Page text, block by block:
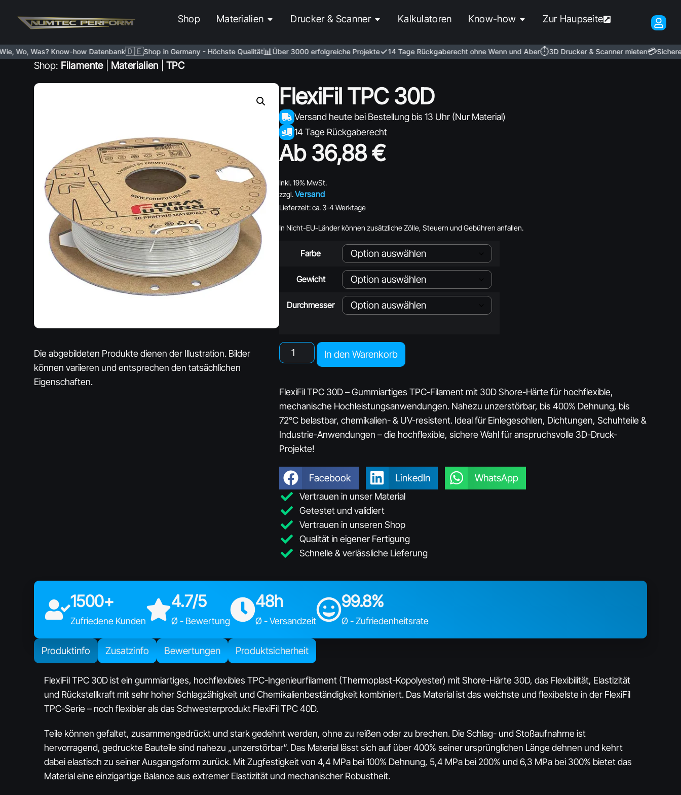
Shop Materialien Drucker & Scanner Kalkulatoren Know-how Zur Haupseite
Wo, Was? Know-how Datenbank🇩🇪Shop in Germany - Höchste Qualität📊Über 3000 erfolgreiche Projekte✓14 Tage Rückgaberecht ohne Wenn und Aber⏱️3D Drucker & Scanner mieten💳Sichere
Shop: Filamente| Materialien TPC
Die abgebildeten Produkte dienen der Illustration. Bilder
können variieren und entsprechen den tatsächlichen
Eigenschaften.
FlexiFil TPC 30D
Versand heute bei Bestellung bis 13 Uhr (Nur Material)
14 Tage Rückgaberecht
Ab 36,88€
Inkl. 19% MwSt.
zzgl.Versand
Lieferzeit: ca. 3-4 Werktage
In Nicht-EU-Länder können zusätzliche Zölle, Steuern und Gebühren anfallen.
Farbe
Gewicht
Durchmesser
In den Warenkorb
FlexiFil TPC 30D – Gummiartiges TPC-Filament mit 30D Shore-Härte für hochflexible,
mechanische Hochleistungsanwendungen. Nahezu unzerstörbar, bis 400% Dehnung, bis
72°C belastbar, chemikalien- & UV-resistent. Ideal für Einlegesohlen, Dichtungen, Schuhteile &
Industrie-Anwendungen – die hochflexible, sichere Wahl für anspruchsvolle 3D-Druck-
Projekte!
Facebook LinkedIn WhatsApp
Vertrauen in unser Material
Getestet und validiert
Vertrauen in unseren Shop
Qualität in eigener Fertigung
Schnelle & verlässliche Lieferung
1500+
Zufriedene Kunden
4.7/5
Ø - Bewertung
48h
Ø - Versandzeit
99.8%
Ø - Zufriedenheitsrate
Produktinfo Zusatzinfo Bewertungen Produktsicherheit
FlexiFil TPC 30D ist ein gummiartiges, hochflexibles TPC-Ingenieurfilament (Thermoplast-Kopolyester) mit Shore-Härte 30D, das Flexibilität, Elastizität
und Rückstellkraft mit sehr hoher Schlagzähigkeit und Chemikalienbeständigkeit kombiniert. Das Material ist das weichste und flexibelste in der FlexiFil
TPC-Serie – noch flexibler als das Schwesterprodukt FlexiFil TPC 40D.​
Teile können gefaltet, zusammengedrückt und stark gedehnt werden, ohne zu reißen oder zu brechen. Die Schlag- und Stoßaufnahme ist
hervorragend, gedruckte Bauteile sind nahezu „unzerstörbar“. Das Material lässt sich auf über 400% seiner ursprünglichen Länge dehnen und kehrt
dabei elastisch zu seiner Ausgangsform zurück. Mit Zugfestigkeit von 4,4 MPa bei 100% Dehnung, 5,4 MPa bei 200% und 6,3 MPa bei 300% bietet das
Material eine einzigartige Balance aus extremer Elastizität und mechanischer Robustheit.​